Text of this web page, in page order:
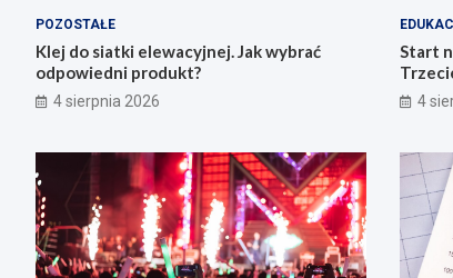
POZOSTAŁE
Klej do siatki elewacyjnej. Jak wybrać
odpowiedni produkt?
4 sierpnia 2026
Start
4